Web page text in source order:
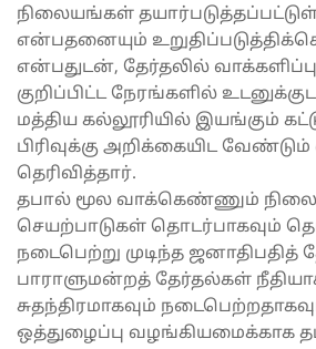
நிலையங்கள்
என்பதனையும்
என்பதுடன், தேர்தலில்
குறிப்பிட்ட நேரங்களில்
மத்திய கல்லூரியில் இயங்கும்
பிரிவுக்கு அறிக்கையிட
தெரிவித்தார்.
தபால் மூல வாக்கெண்ணும்
செயற்பாடுகள் தொடர்பாகவும்
நடைபெற்று முடிந்த ஜனாதிபதித்
பாராளுமன்றத் தேர்தல்கள்
சுதந்திரமாகவும்
ஒத்துழைப்பு வழங்கியமைக்காக